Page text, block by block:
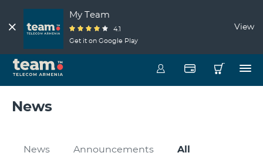
My Team
4.1
Get it on Google Play
View
News
News Announcements All